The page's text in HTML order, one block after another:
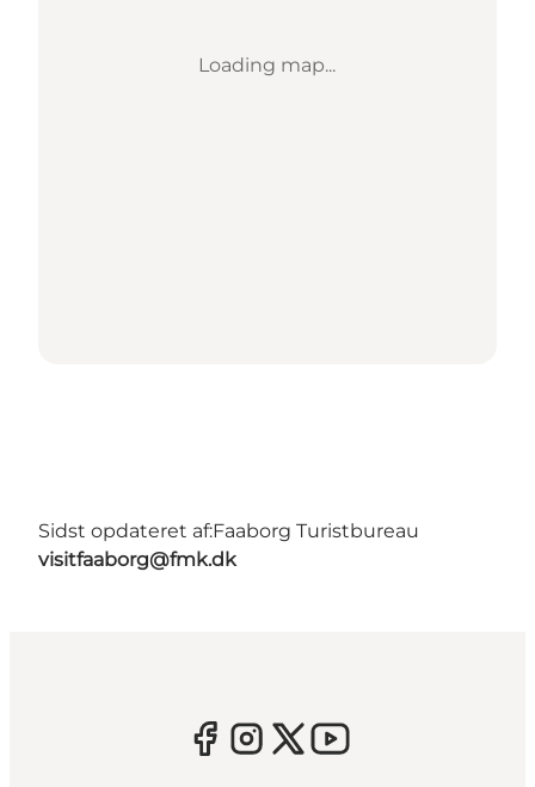
Loading map...
Sidst opdateret af:Faaborg Turistbureau
visitfaaborg@fmk.dk